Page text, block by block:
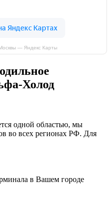
— Яндекс Карты
Холод
одной областью, мы
во всех регионах РФ. Для
в Вашем городе